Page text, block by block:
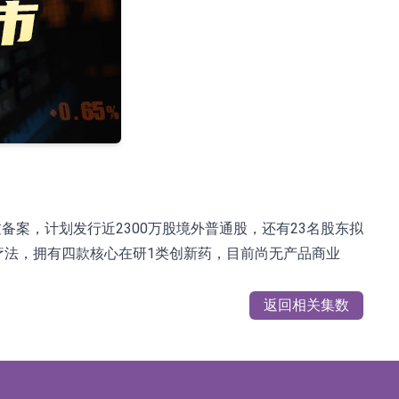
案，计划发行近2300万股境外普通股，还有23名股东拟
，拥有四款核心在研1类创新药，目前尚无产品商业
返回相关集数